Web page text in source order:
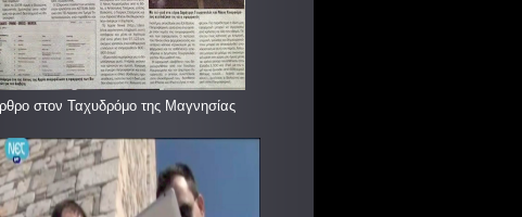
στον Ταχυδρόμο της Μαγνησίας